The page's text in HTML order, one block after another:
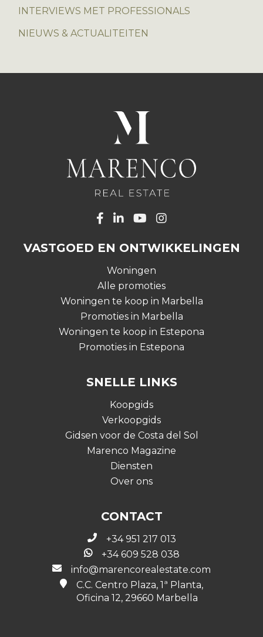
INTERVIEWS MET PROFESSIONALS
NIEUWS & ACTUALITEITEN
VASTGOED EN ONTWIKKELINGEN
Woningen
Alle promoties
Woningen te koop in Marbella
Promoties in Marbella
Woningen te koop in Estepona
Promoties in Estepona
SNELLE LINKS
Koopgids
Verkoopgids
Gidsen voor de Costa del Sol
Marenco Magazine
Diensten
Over ons
CONTACT
+34 951 217 013
+34 609 528 038
info@marencorealestate.com
C.C. Centro Plaza, 1ª Planta,
Oficina 12, 29660 Marbella